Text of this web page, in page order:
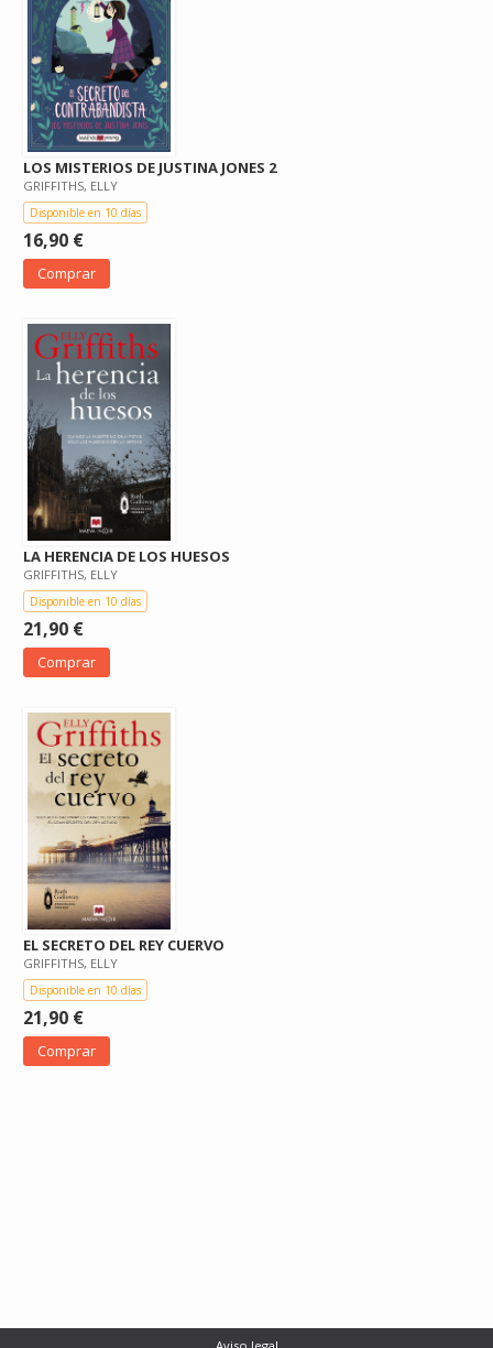
LOS MISTERIOS DE JUSTINA JONES 2
GRIFFITHS, ELLY
Disponible en 10 días
16,90 €
Comprar
LA HERENCIA DE LOS HUESOS
GRIFFITHS, ELLY
Disponible en 10 días
21,90 €
Comprar
EL SECRETO DEL REY CUERVO
GRIFFITHS, ELLY
Disponible en 10 días
21,90 €
Comprar